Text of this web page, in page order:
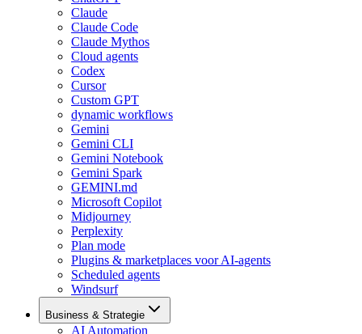
Claude
Claude Code
Claude Mythos
Cloud agents
Codex
Cursor
Custom GPT
dynamic workflows
Gemini
Gemini CLI
Gemini Notebook
Gemini Spark
GEMINI.md
Microsoft Copilot
Midjourney
Perplexity
Plan mode
Plugins & marketplaces voor AI-agents
Scheduled agents
Windsurf
Business & Strategie
AI Automation